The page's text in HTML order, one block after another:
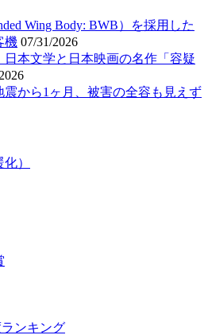
Wing Body: BWB）を採用した
機 07/31/2026
本文学と日本映画の名作「容疑
震から1ヶ月、被害の全容も見えず
）
ンキング